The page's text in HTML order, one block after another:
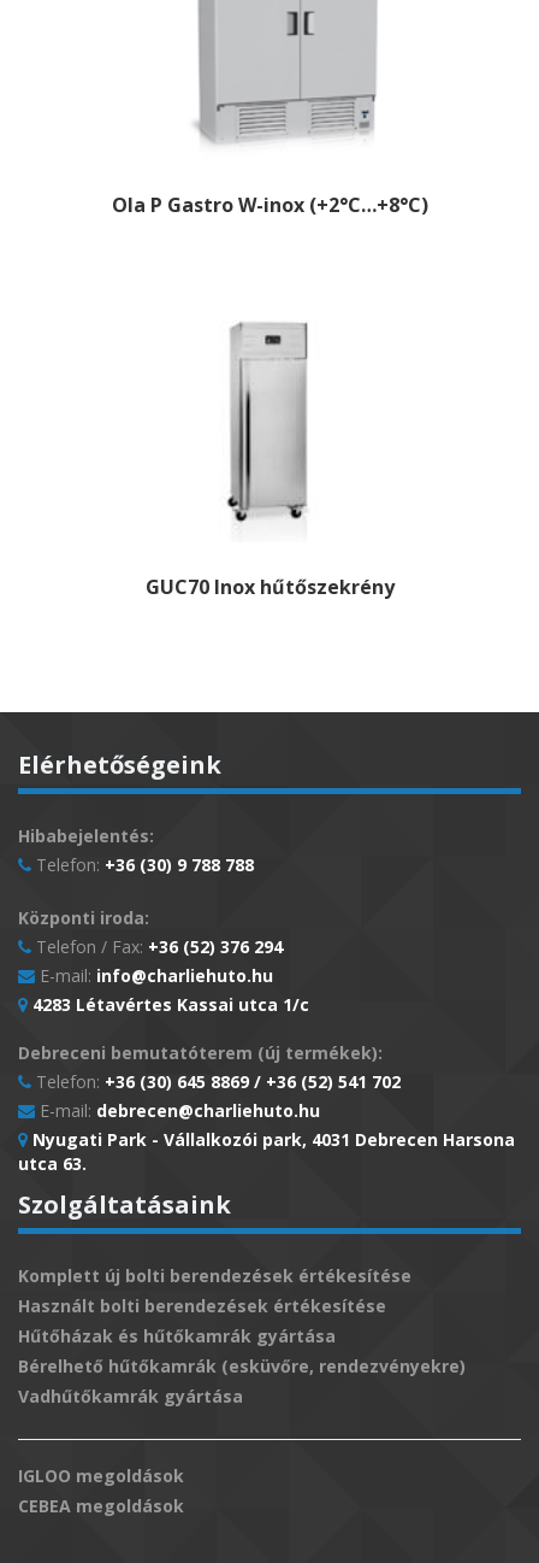
Ola P Gastro W-inox (+2°C…+8°C)
GUC70 Inox hűtőszekrény
Elérhetőségeink
Hibabejelentés:
Telefon: +36 (30) 9 788 788
Központi iroda:
Telefon / Fax: +36 (52) 376 294
E-mail: info@charliehuto.hu
4283 Létavértes Kassai utca 1/c
Debreceni bemutatóterem (új termékek):
Telefon: +36 (30) 645 8869 / +36 (52) 541 702
E-mail: debrecen@charliehuto.hu
Nyugati Park - Vállalkozói park, 4031 Debrecen Harsona
utca 63.
Szolgáltatásaink
Komplett új bolti berendezések értékesítése
Használt bolti berendezések értékesítése
Hűtőházak és hűtőkamrák gyártása
Bérelhető hűtőkamrák (esküvőre, rendezvényekre)
Vadhűtőkamrák gyártása
IGLOO megoldások
CEBEA megoldások